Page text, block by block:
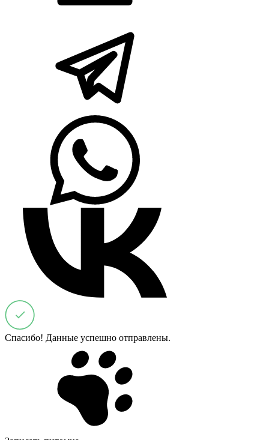
Спасибо! Данные успешно отправлены.